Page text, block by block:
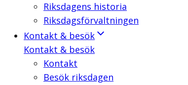
Riksdagens historia
Riksdagsförvaltningen
Kontakt & besök
Kontakt & besök
Kontakt
Besök riksdagen